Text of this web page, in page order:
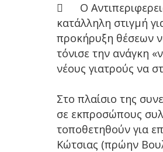

Ο
κατάλληλη στιγμή
προκήρυξη θέσεων
τόνισε την ανάγκη
νέους γιατρούς να
Στο πλαίσιο της
σε εκπροσώπους
τοποθετηθούν για
Κώτσιας (πρώην